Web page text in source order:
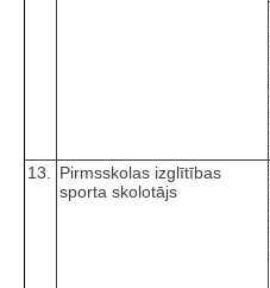
13.
Pirmsskolas izglītības
sporta skolotājs